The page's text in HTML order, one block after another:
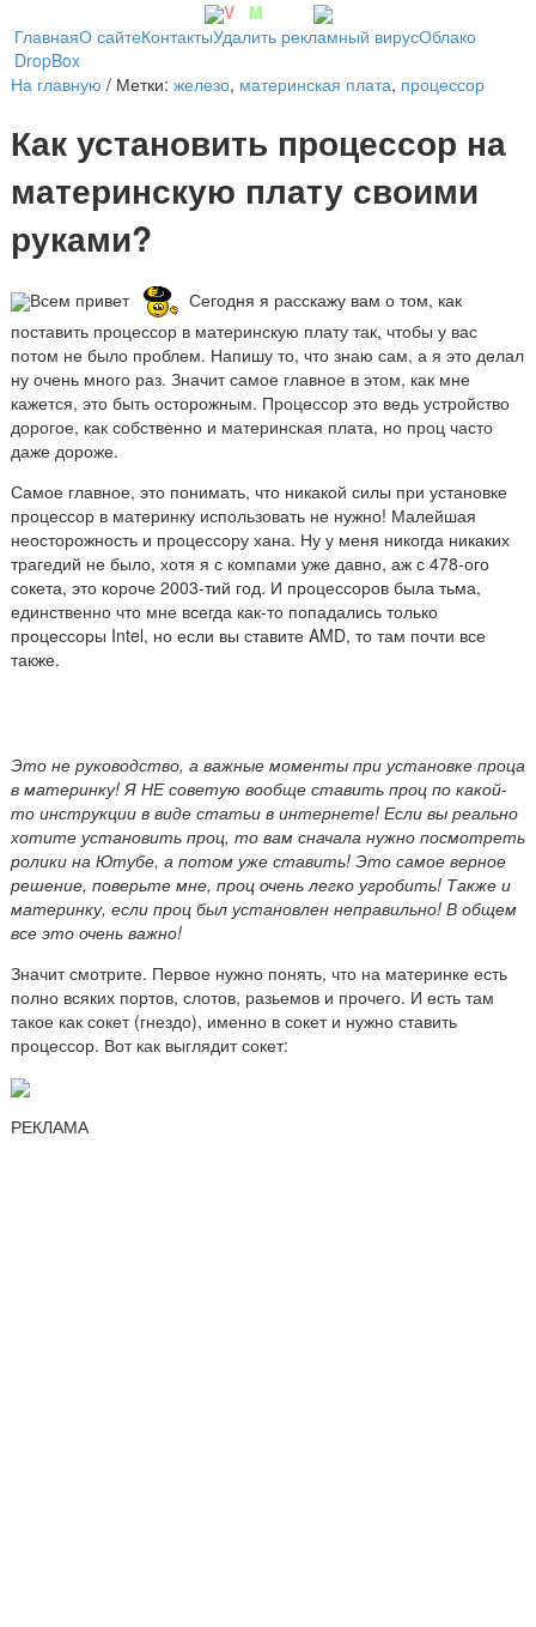
Virt M
ГлавнаяО сайтеКонтактыУдалить рекламный вирусОблако
DropBox
На главную / Метки: железо, материнская плата, процессор
Как установить процессор на
материнскую плату своими
руками?
Всем привет
Сегодня я расскажу вам о том, как
поставить процессор в материнскую плату так, чтобы у вас
потом не было проблем. Напишу то, что знаю сам, а я это делал
ну очень много раз. Значит самое главное в этом, как мне
кажется, это быть осторожным. Процессор это ведь устройство
дорогое, как собственно и материнская плата, но проц часто
даже дороже.
Самое главное, это понимать, что никакой силы при установке
процессор в материнку использовать не нужно! Малейшая
неосторожность и процессору хана. Ну у меня никогда никаких
трагедий не было, хотя я с компами уже давно, аж с 478-ого
сокета, это короче 2003-тий год. И процессоров была тьма,
единственно что мне всегда как-то попадались только
процессоры Intel, но если вы ставите AMD, то там почти все
также.
Это не руководство, а важные моменты при установке проца
в материнку! Я НЕ советую вообще ставить проц по какой-
то инструкции в виде статьи в интернете! Если вы реально
хотите установить проц, то вам сначала нужно посмотреть
ролики на Ютубе, а потом уже ставить! Это самое верное
решение, поверьте мне, проц очень легко угробить! Также и
материнку, если проц был установлен неправильно! В общем
все это очень важно!
Значит смотрите. Первое нужно понять, что на материнке есть
полно всяких портов, слотов, разьемов и прочего. И есть там
такое как сокет (гнездо), именно в сокет и нужно ставить
процессор. Вот как выглядит сокет:
РЕКЛАМА